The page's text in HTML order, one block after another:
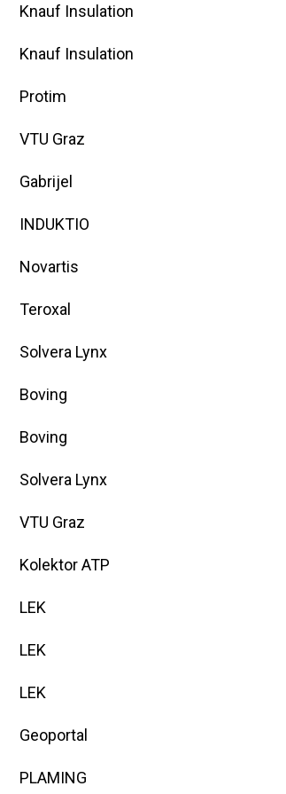
Knauf Insulation
Knauf Insulation
Protim
VTU Graz
Gabrijel
INDUKTIO
Novartis
Teroxal
Solvera Lynx
Boving
Boving
Solvera Lynx
VTU Graz
Kolektor ATP
LEK
LEK
LEK
Geoportal
PLAMING